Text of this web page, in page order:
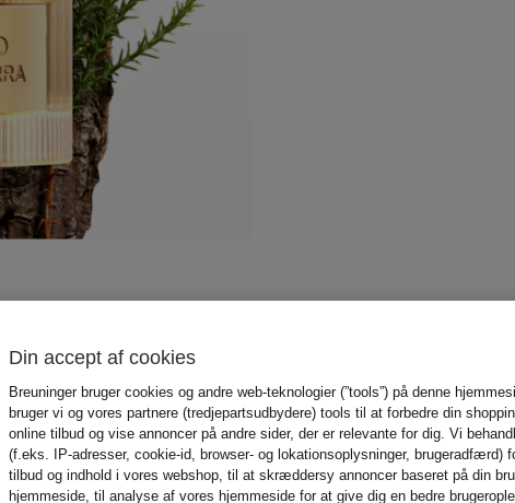
Din accept af cookies
Breuninger bruger cookies og andre web-teknologier (”tools”) på denne
bruger vi og vores partnere (tredjepartsudbydere) tools til at forbedre din
online tilbud og vise annoncer på andre sider, der er relevante for dig. Vi
(f.eks. IP-adresser, cookie-id, browser- og lokationsoplysninger, brugeradfærd)
tilbud og indhold i vores webshop, til at skræddersy annoncer baseret på din
hjemmeside, til analyse af vores hjemmeside for at give dig en bedre